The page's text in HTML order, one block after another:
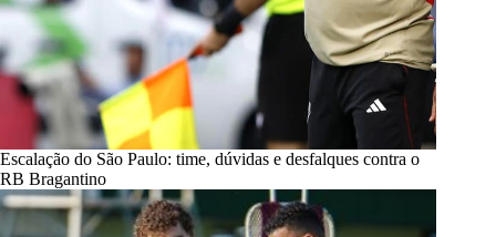
Escalação do São Paulo: time, dúvidas e desfalques contra o
RB Bragantino